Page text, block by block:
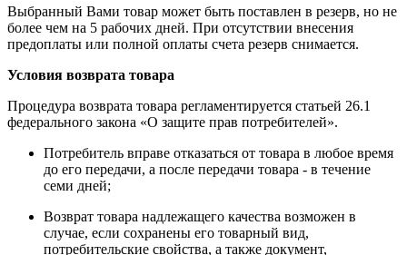
Выбранный Вами товар может быть поставлен в резерв, но не
более чем на 5 рабочих дней. При отсутствии внесения
предоплаты или полной оплаты счета резерв снимается.
Условия возврата товара
Процедура возврата товара регламентируется статьей 26.1
федерального закона «О защите прав потребителей».
Потребитель вправе отказаться от товара в любое время
до его передачи, а после передачи товара - в течение
семи дней;
Возврат товара надлежащего качества возможен в
случае, если сохранены его товарный вид,
потребительские свойства, а также документ,